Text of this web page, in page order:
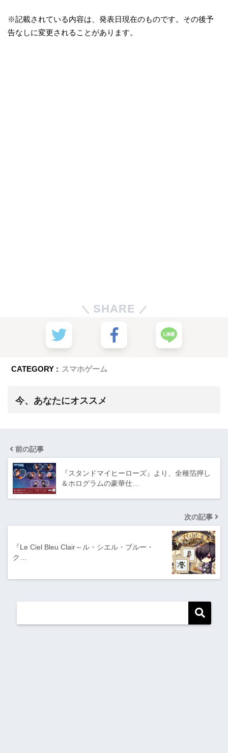
※記載されている内容は、発表日現在のものです。その後予
告なしに変更されることがあります。
SHARE
CATEGORY : スマホゲーム
今、あなたにオススメ
前の記事
『スタンドマイヒーローズ』より、全種箔押し
＆ホログラムの豪華仕…
次の記事
『Le Ciel Bleu Clair～ル・シエル・ブルー・
ク…